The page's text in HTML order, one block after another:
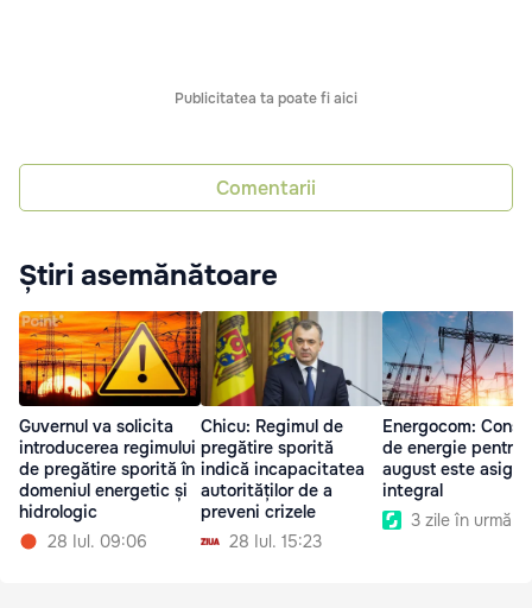
Publicitatea ta poate fi aici
Comentarii
Știri asemănătoare
Guvernul va solicita
introducerea regimului
de pregătire sporită în
domeniul energetic și
hidrologic
28 Iul. 09:06
Chicu: Regimul de
pregătire sporită
indică incapacitatea
autorităților de a
preveni crizele
28 Iul. 15:23
Energocom:
de energie pentru
august este
integral
3 zile în urmă